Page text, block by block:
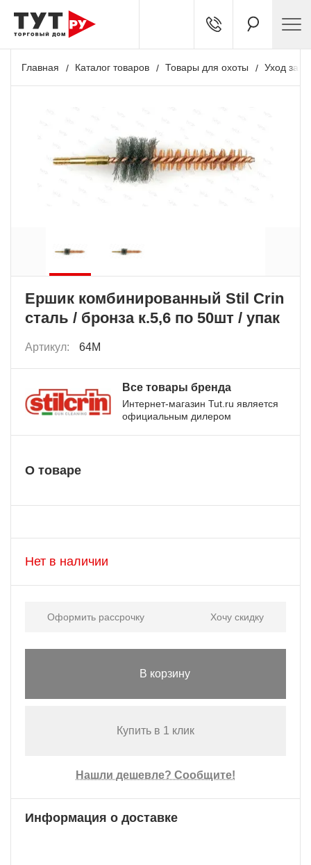
Главная Каталог товаров Товары для охоты Уход за
Ершик комбинированный Stil Crin
сталь / бронза к.5,6 по 50шт / упак
Артикул: 64M
Все товары бренда
Интернет-магазин Tut.ru является
официальным дилером
О товаре
Нет в наличии
Оформить рассрочку Хочу скидку
В корзину
Купить в 1 клик
Нашли дешевле? Сообщите!
Информация о доставке